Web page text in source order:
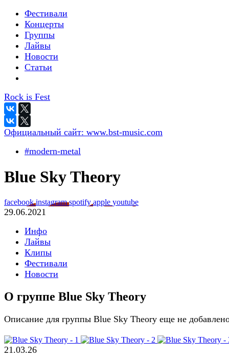
Фестивали
Концерты
Группы
Лайвы
Новости
Статьи
Rock is Fest
Официальный сайт: www.bst-music.com
#modern-metal
Blue Sky Theory
facebookinstagramspotifyapple youtube
29.06.2021
Инфо
Лайвы
Клипы
Фестивали
Новости
О группе Blue Sky Theory
Описание для группы Blue Sky Theory еще не
21.03.26